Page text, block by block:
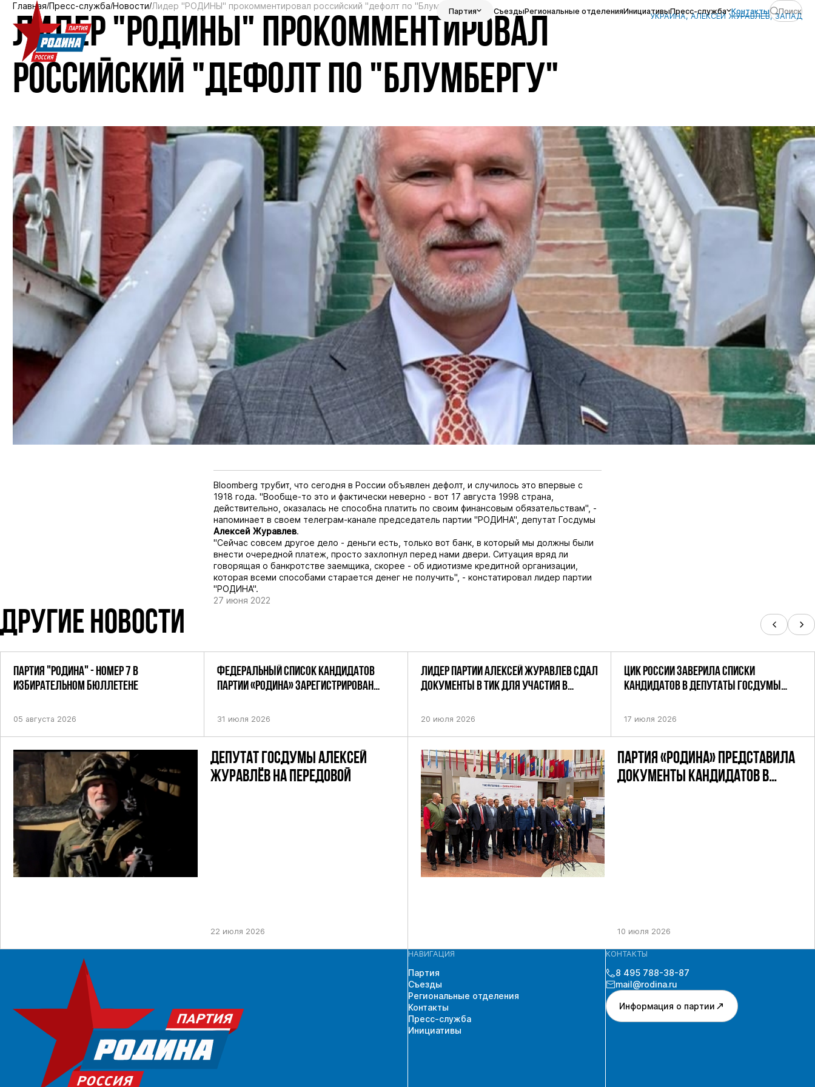
Партия СъездыРегиональные отделенияИнициативыПресс-служба Контакты Поиск
Главная Пресс-служба Новости Лидер "РОДИНЫ" прокомментировал российский "дефолт по "Блумбергу"
ЛИДЕР "РОДИНЫ" ПРОКОММЕНТИРОВАЛ
РОССИЙСКИЙ "ДЕФОЛТ ПО "БЛУМБЕРГУ"
УКРАИНА, АЛЕКСЕЙ ЖУРАВЛЁВ, ЗАПАД
Bloomberg трубит, что сегодня в России объявлен дефолт, и случилось это впервые с
1918 года. "Вообще-то это и фактически неверно - вот 17 августа 1998 страна,
действительно, оказалась не способна платить по своим финансовым обязательствам", -
напоминает в своем телеграм-канале председатель партии "РОДИНА", депутат Госдумы
Алексей Журавлев.
"Сейчас совсем другое дело - деньги есть, только вот банк, в который мы должны были
внести очередной платеж, просто захлопнул перед нами двери. Ситуация вряд ли
говорящая о банкротстве заемщика, скорее - об идиотизме кредитной организации,
которая всеми способами старается денег не получить", - констатировал лидер партии
"РОДИНА".
27 июня 2022
ДРУГИЕ НОВОСТИ
ПАРТИЯ "РОДИНА" - НОМЕР 7 В
ИЗБИРАТЕЛЬНОМ БЮЛЛЕТЕНЕ
05 августа 2026
ФЕДЕРАЛЬНЫЙ СПИСОК КАНДИДАТОВ
ПАРТИИ «РОДИНА» ЗАРЕГИСТРИРОВАН
31 июля 2026
ДЕПУТАТ ГОСДУМЫ АЛЕКСЕЙ
ЖУРАВЛЁВ НА ПЕРЕДОВОЙ
22 июля 2026
ЛИДЕР ПАРТИИ АЛЕКСЕЙ ЖУРАВЛЕВ СДАЛ
ДОКУМЕНТЫ В ТИК ДЛЯ УЧАСТИЯ В
ПО НЕФТЕКАМСКОМУ ОДНОМАНДАТНОМУ
20 июля 2026
ЦИК РОССИИ ЗАВЕРИЛА СПИСКИ
КАНДИДАТОВ В ДЕПУТАТЫ ГОСДУМЫ
17 июля 2026
ПАРТИЯ «РОДИНА» ПРЕДСТАВИЛА
ДОКУМЕНТЫ КАНДИДАТОВ В
10 июля 2026
НАВИГАЦИЯ
Партия
Съезды
Региональные отделения
Контакты
Пресс-служба
Инициативы
КОНТАКТЫ
8 495 788-38-87
mail@rodina.ru
Информация о партии